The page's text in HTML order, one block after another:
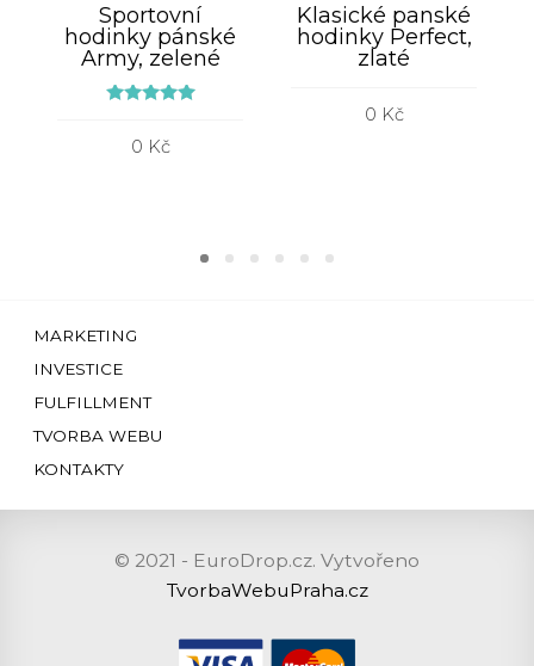
Sportovní
hodinky pánské
Army, zelené
0 Kč
Klasické panské
hodinky Perfect,
zlaté
0 Kč
MARKETING
INVESTICE
FULFILLMENT
TVORBA WEBU
KONTAKTY
© 2021 - EuroDrop.cz. Vytvořeno
TvorbaWebuPraha.cz